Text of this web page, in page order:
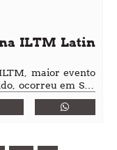
ILTM Latin
maior evento
ocorreu em São